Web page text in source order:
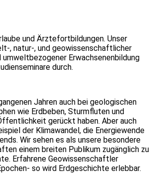
und Ärztefortbildungen. Unser
, natur-, und geowissenschaftlicher
Erwachsenenbildung
durch.
Jahren auch bei geologischen
wie Erdbeben, Sturmfluten und
gerückt haben. Aber auch
der Klimawandel, die Energiewende
Wir sehen es als unsere besondere
einem breiten Publikum zugänglich zu
Erfahrene Geowissenschaftler
so wird Erdgeschichte erlebbar.